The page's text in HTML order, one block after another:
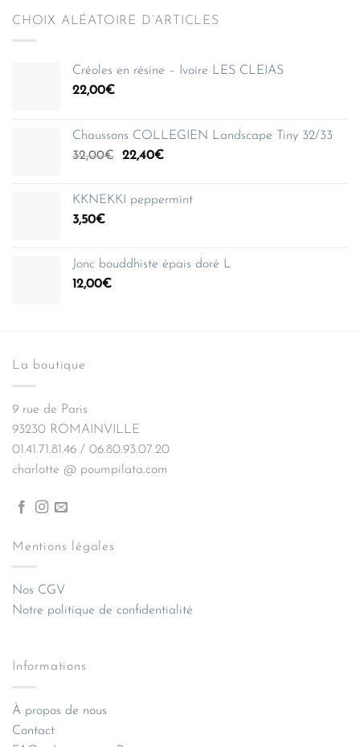
CHOIX ALÉATOIRE D’ARTICLES
Créoles en résine – Ivoire LES CLEIAS
22,00€
Chaussons COLLEGIEN Landscape Tiny 32/33
32,00€
Le
était :
22,40€Le
est :
KKNEKKI peppermint
3,50€
Jonc bouddhiste épais doré L
12,00€
La boutique
9 rue de Paris
93230 ROMAINVILLE
01.41.71.81.46 / 06.80.93.07.20
charlotte @ poumpilata.com
Mentions légales
Nos CGV
Notre politique de confidentialité
Informations
À propos de nous
Contact